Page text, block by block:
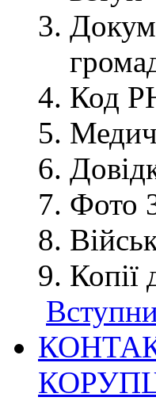
Код
Фото
Копії